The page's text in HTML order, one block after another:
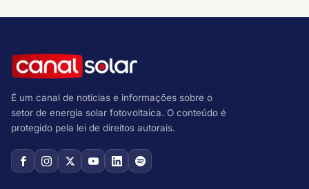
É um canal de notícias e informações sobre o
setor de energia solar fotovoltaica. O conteúdo é
protegido pela lei de direitos autorais.